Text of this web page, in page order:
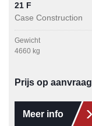
21 F
Case Construction
Gewicht
4660 kg
Prijs op aanvraag
Meer info